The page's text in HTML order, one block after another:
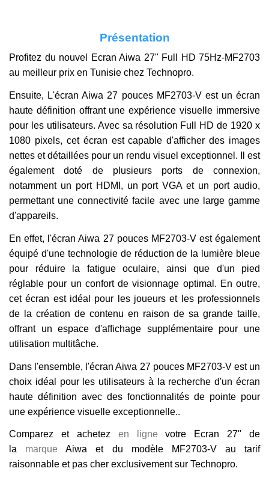
Présentation
Profitez du nouvel Ecran Aiwa 27" Full HD 75Hz-MF2703
au meilleur prix en Tunisie chez Technopro.
Ensuite, L'écran Aiwa 27 pouces MF2703-V est un écran
haute définition offrant une expérience visuelle immersive
pour les utilisateurs. Avec sa résolution Full HD de 1920 x
1080 pixels, cet écran est capable d'afficher des images
nettes et détaillées pour un rendu visuel exceptionnel. Il est
également doté de plusieurs ports de connexion,
notamment un port HDMI, un port VGA et un port audio,
permettant une connectivité facile avec une large gamme
d'appareils.
En effet, l'écran Aiwa 27 pouces MF2703-V est également
équipé d'une technologie de réduction de la lumière bleue
pour réduire la fatigue oculaire, ainsi que d'un pied
réglable pour un confort de visionnage optimal. En outre,
cet écran est idéal pour les joueurs et les professionnels
de la création de contenu en raison de sa grande taille,
offrant un espace d'affichage supplémentaire pour une
utilisation multitâche.
Dans l'ensemble, l'écran Aiwa 27 pouces MF2703-V est un
choix idéal pour les utilisateurs à la recherche d'un écran
haute définition avec des fonctionnalités de pointe pour
une expérience visuelle exceptionnelle..
Comparez et achetez en ligne votre Ecran 27" de
la marque Aiwa et du modèle MF2703-V au tarif
raisonnable et pas cher exclusivement sur Technopro.